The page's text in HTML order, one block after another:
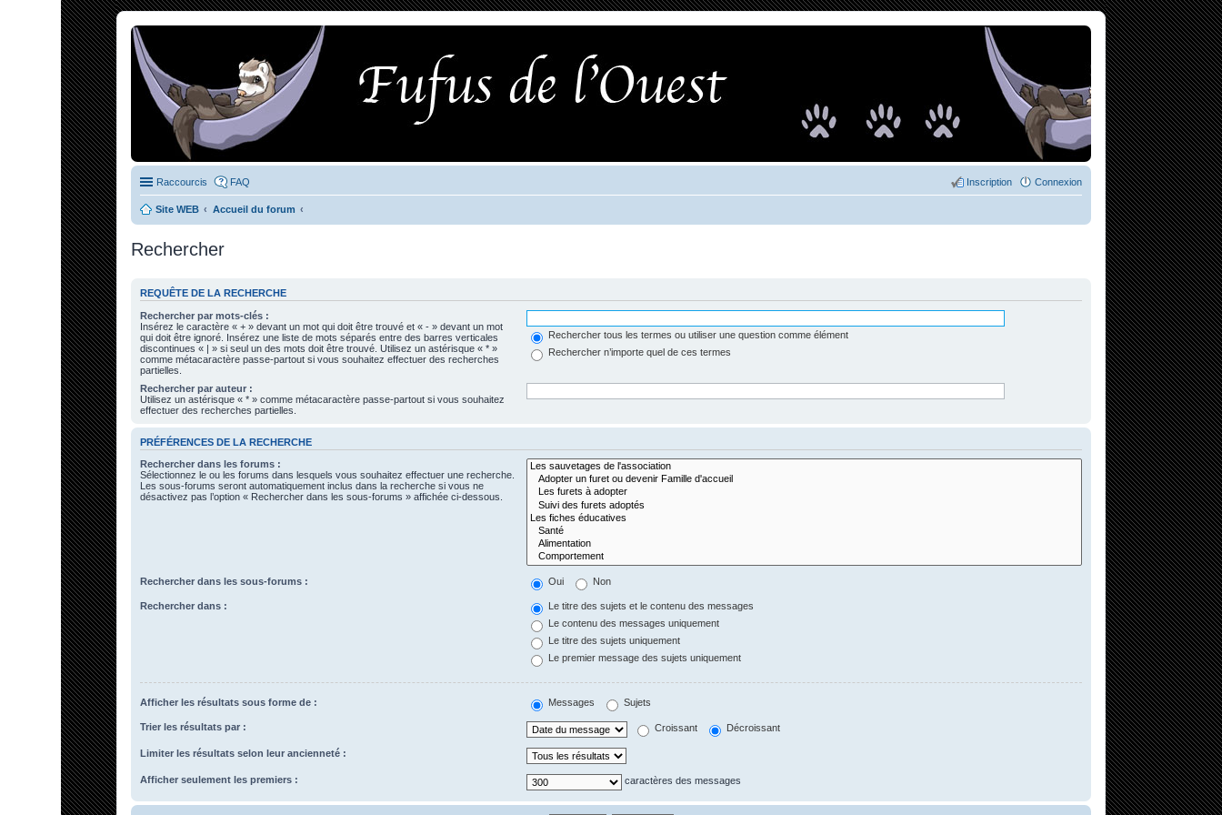
Raccourcis FAQ Connexion
Inscription
Site WEB Accueil du forum
Rechercher
REQUÊTE DE LA RECHERCHE
Rechercher par mots-clés :
Insérez le caractère « + » devant un mot qui doit être trouvé et « - » devant un mot
qui doit être ignoré. Insérez une liste de mots séparés entre des barres verticales
discontinues « | » si seul un des mots doit être trouvé. Utilisez un astérisque « * »
comme métacaractère passe-partout si vous souhaitez effectuer des recherches
partielles.
Rechercher tous les termes ou utiliser une question comme élément
Rechercher n’importe quel de ces termes
Rechercher par auteur :
Utilisez un astérisque « * » comme métacaractère passe-partout si vous souhaitez
effectuer des recherches partielles.
PRÉFÉRENCES DE LA RECHERCHE
Rechercher dans les forums :
Sélectionnez le ou les forums dans lesquels vous souhaitez effectuer une recherche.
Les sous-forums seront automatiquement inclus dans la recherche si vous ne
désactivez pas l’option « Rechercher dans les sous-forums » affichée ci-dessous.
Rechercher dans les sous-forums : Oui Non
Rechercher dans :
Le titre des sujets et le contenu des messages
Le contenu des messages uniquement
Le titre des sujets uniquement
Le premier message des sujets uniquement
Afficher les résultats sous forme de : Messages Sujets
Trier les résultats par : Croissant Décroissant
Limiter les résultats selon leur ancienneté :
Afficher seulement les premiers : caractères des messages